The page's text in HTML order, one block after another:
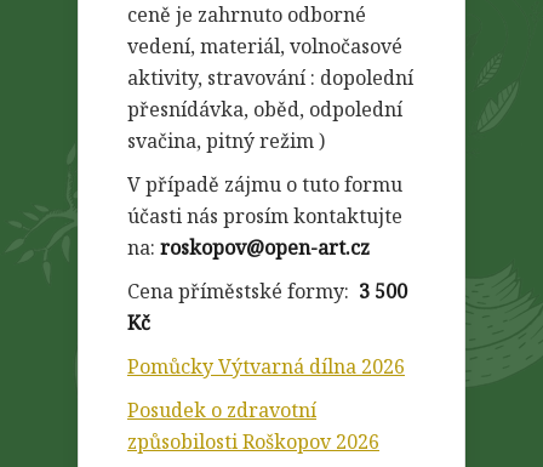
ceně je zahrnuto odborné
vedení, materiál, volnočasové
aktivity, stravování : dopolední
přesnídávka, oběd, odpolední
svačina, pitný režim )
V případě zájmu o tuto formu
účasti nás prosím kontaktujte
na: roskopov@open-art.cz
Cena příměstské formy: 3 500
Kč
Pomůcky Výtvarná dílna 2026
Posudek o zdravotní
způsobilosti Roškopov 2026